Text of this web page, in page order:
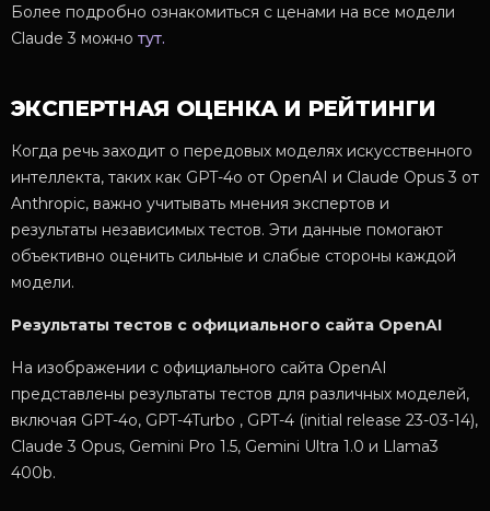
Более подробно ознакомиться с ценами на все модели
Claude 3 можно тут.
ЭКСПЕРТНАЯ ОЦЕНКА И РЕЙТИНГИ
Когда речь заходит о передовых моделях искусственного
интеллекта, таких как GPT-4o от OpenAI и Claude Opus 3 от
Anthropic, важно учитывать мнения экспертов и
результаты независимых тестов. Эти данные помогают
объективно оценить сильные и слабые стороны каждой
модели.
Результаты тестов с официального сайта OpenAI
На изображении с официального сайта OpenAI
представлены результаты тестов для различных моделей,
включая GPT-4o, GPT-4Turbo , GPT-4 (initial release 23-03-14),
Claude 3 Opus, Gemini Pro 1.5, Gemini Ultra 1.0 и Llama3
400b.